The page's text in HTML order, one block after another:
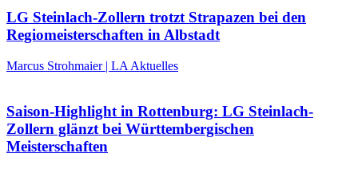
LG Steinlach-Zollern trotzt Strapazen bei den
Regiomeisterschaften in Albstadt
Marcus Strohmaier | LA Aktuelles
Saison-Highlight in Rottenburg: LG Steinlach-
Zollern glänzt bei Württembergischen
Meisterschaften